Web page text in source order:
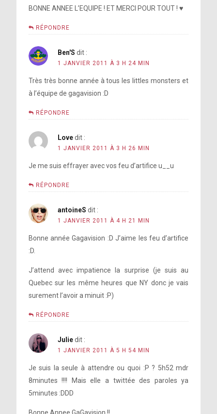
BONNE ANNEE L’EQUIPE ! ET MERCI POUR TOUT ! ♥
RÉPONDRE
Ben'S dit :
1 JANVIER 2011 À 3 H 24 MIN
Très très bonne année à tous les littles monsters et
à l’équipe de gagavision :D
RÉPONDRE
Love dit :
1 JANVIER 2011 À 3 H 26 MIN
Je me suis effrayer avec vos feu d’artifice u__u
RÉPONDRE
antoineS dit :
1 JANVIER 2011 À 4 H 21 MIN
Bonne année Gagavision :D J’aime les feu d’artifice
:D.
J’attend avec impatience la surprise (je suis au
Quebec sur les même heures que NY donc je vais
surement l’avoir a minuit :P)
RÉPONDRE
Julie dit :
1 JANVIER 2011 À 5 H 54 MIN
Je suis la seule à attendre ou quoi :P ? 5h52 mdr
8minutes !!!! Mais elle a twittée des paroles ya
5minutes :DDD
Bonne Annee GaGavision !!